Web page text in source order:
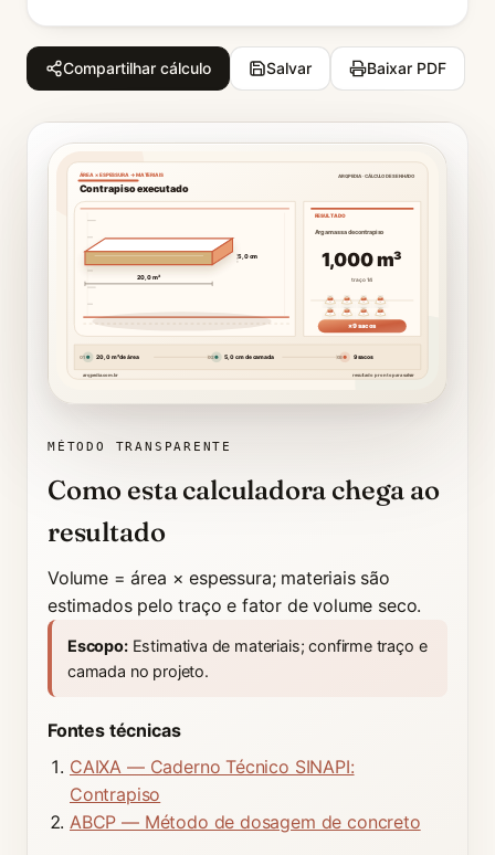
Compartilhar cálculo Salvar Baixar PDF
ÁREA × ESPESSURA → MATERIAIS
Contrapiso executado
ARQPEDIA · CÁLCULO DESENHADO
20,0 m²
5,0 cm
RESULTADO
Argamassa de contrapiso
1,000 m³
traço 1:4
×9 sacos
01 20,0 m² de área 02 5,0 cm de camada 03 9 sacos
arqpedia.com.br resultado pronto para salvar
contrapiso em corte máx. 8 sacos visíveis ×N em faixa exclusiva
Seu cálculo, desenhado:
MÉTODO TRANSPARENTE
Como esta calculadora chega ao
resultado
Volume = área × espessura; materiais são
estimados pelo traço e fator de volume seco.
Escopo:Estimativa de materiais; confirme traço e
camada no projeto.
Fontes técnicas
CAIXA — Caderno Técnico SINAPI:
Contrapiso
ABCP — Método de dosagem de concreto